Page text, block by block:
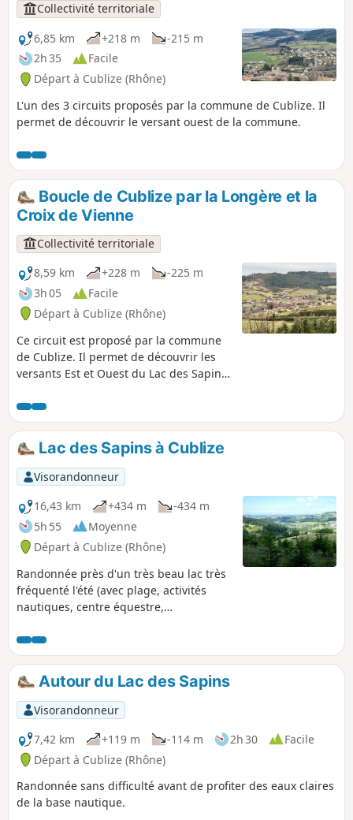
Collectivité territoriale
6,85 km
+218 m
-215 m
2h 35
Facile
Départ à Cublize (Rhône)
L'un des 3 circuits proposés par la commune de Cublize. Il
permet de découvrir le versant ouest de la commune.
Boucle de Cublize par la Longère et la
Croix de Vienne
Collectivité territoriale
8,59 km
+228 m
-225 m
3h 05
Facile
Départ à Cublize (Rhône)
Ce circuit est proposé par la commune
de Cublize. Il permet de découvrir les
versants Est et Ouest du Lac des Sapins.
circuit A.
Lac des Sapins à Cublize
Visorandonneur
16,43 km
+434 m
-434 m
5h 55
Moyenne
Départ à Cublize (Rhône)
Randonnée près d'un très beau lac très
fréquenté l'été (avec plage, activités
nautiques, centre équestre,
Mollières.
Autour du Lac des Sapins
Visorandonneur
7,42 km
+119 m -114 m 2h 30
Facile
Départ à Cublize (Rhône)
Randonnée sans difficulté avant de profiter des eaux claires
de la base nautique.